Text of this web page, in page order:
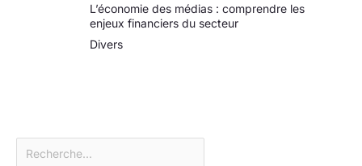
L’économie des médias : comprendre les
enjeux financiers du secteur
Divers